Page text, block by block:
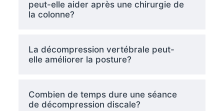
peut-elle aider après une chirurgie de
la colonne?
La décompression vertébrale peut-
elle améliorer la posture?
Combien de temps dure une séance
de décompression discale?